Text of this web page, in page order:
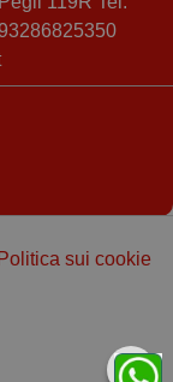
Politica sui cookie